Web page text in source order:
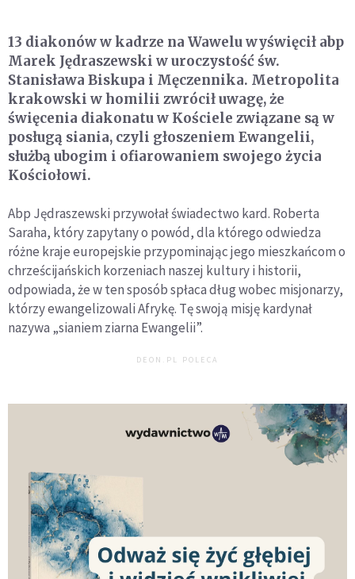
13 diakonów w kadrze na Wawelu wyświęcił abp
Marek Jędraszewski w uroczystość św.
Stanisława Biskupa i Męczennika. Metropolita
krakowski w homilii zwrócił uwagę, że
święcenia diakonatu w Kościele związane są w
posługą siania, czyli głoszeniem Ewangelii,
służbą ubogim i ofiarowaniem swojego życia
Kościołowi.
Abp Jędraszewski przywołał świadectwo kard. Roberta
Saraha, który zapytany o powód, dla którego odwiedza
różne kraje europejskie przypominając jego mieszkańcom o
chrześcijańskich korzeniach naszej kultury i historii,
odpowiada, że w ten sposób spłaca dług wobec misjonarzy,
którzy ewangelizowali Afrykę. Tę swoją misję kardynał
nazywa „sianiem ziarna Ewangelii”.
DEON.PL POLECA